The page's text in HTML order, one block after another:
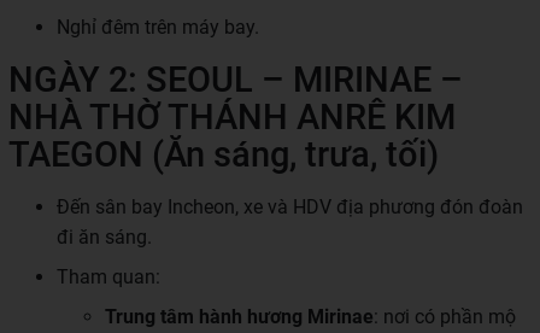
Nghỉ đêm trên máy bay.
NGÀY 2: SEOUL – MIRINAE –
NHÀ THỜ THÁNH ANRÊ KIM
TAEGON (Ăn sáng, trưa, tối)
Đến sân bay Incheon, xe và HDV địa phương đón đoàn
đi ăn sáng.
Tham quan:
Trung tâm hành hương Mirinae: nơi có phần mộ